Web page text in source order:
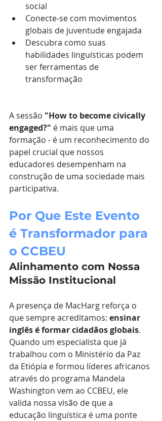
social
Conecte-se com movimentos
globais de juventude engajada
Descubra como suas
habilidades linguísticas podem
ser ferramentas de
transformação
A sessão "How to become civically
engaged?" é mais que uma
formação - é um reconhecimento do
papel crucial que nossos
educadores desempenham na
construção de uma sociedade mais
participativa.
Por Que Este Evento
é Transformador para
o CCBEU
Alinhamento com Nossa
Missão Institucional
A presença de MacHarg reforça o
que sempre acreditamos: ensinar
inglês é formar cidadãos globais.
Quando um especialista que já
trabalhou com o Ministério da Paz
da Etiópia e formou líderes africanos
através do programa Mandela
Washington vem ao CCBEU, ele
valida nossa visão de que a
educação linguística é uma ponte